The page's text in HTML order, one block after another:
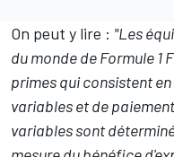
On peut y lire : "Les
du monde de Formule 1
primes qui consistent
variables et de
variables sont